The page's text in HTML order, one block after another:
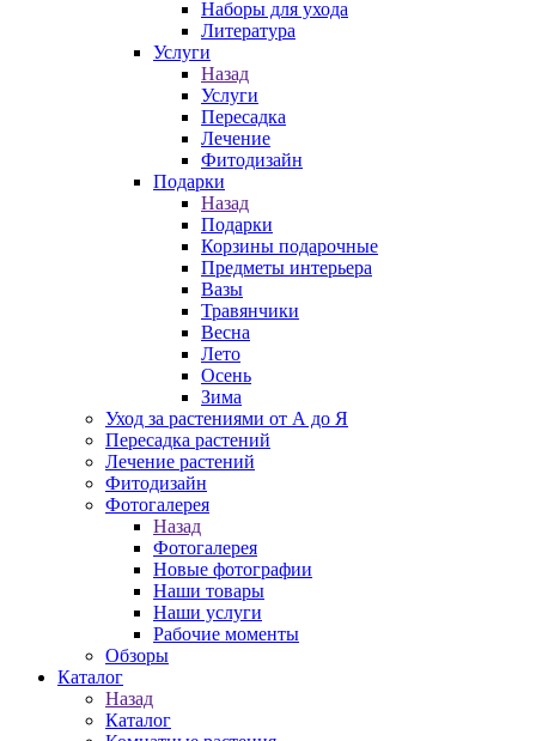
Наборы для ухода
Литература
Услуги
Назад
Услуги
Пересадка
Лечение
Фитодизайн
Подарки
Назад
Подарки
Корзины подарочные
Предметы интерьера
Вазы
Травянчики
Весна
Лето
Осень
Зима
Уход за растениями от А до Я
Пересадка растений
Лечение растений
Фитодизайн
Фотогалерея
Назад
Фотогалерея
Новые фотографии
Наши товары
Наши услуги
Рабочие моменты
Обзоры
Каталог
Назад
Каталог